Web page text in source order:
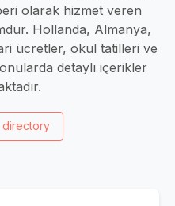
olarak hizmet veren
Hollanda, Almanya,
ücretler, okul tatilleri ve
detaylı içerikler
directory